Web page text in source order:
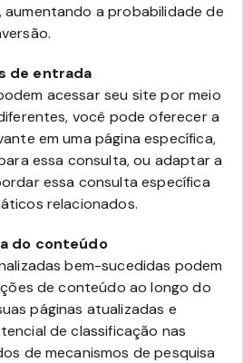
aumentando a probabilidade de
de entrada
acessar seu site por meio
você pode oferecer a
em uma página específica,
essa consulta, ou adaptar a
essa consulta específica
relacionados.
do conteúdo
bem-sucedidas podem
de conteúdo ao longo do
páginas atualizadas e
de classificação nas
de mecanismos de pesquisa